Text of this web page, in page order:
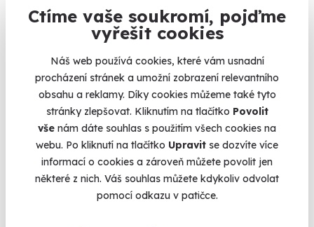
Ctíme vaše soukromí, pojďme
vyřešit cookies
Náš web používá cookies, které vám usnadní
procházení stránek a umožní zobrazení relevantního
obsahu a reklamy. Díky cookies můžeme také tyto
stránky zlepšovat. Kliknutím na tlačítko Povolit
vše nám dáte souhlas s použitím všech cookies na
webu. Po kliknutí na tlačítko Upravit se dozvíte více
informací o cookies a zároveň můžete povolit jen
některé z nich. Váš souhlas můžete kdykoliv odvolat
pomocí odkazu v patičce.
Volný termín už 11. 08. 2026
Zážitková střelba: Nejsilnější zbraně - 5
zbraní
Čeká vás 9 výstřelů!